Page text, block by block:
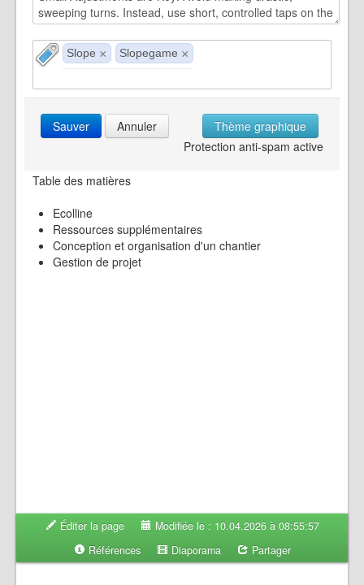
Slope × Slopegame ×
Sauver Annuler
Thème graphique
Protection anti-spam active
Table des matières
Ecolline
Ressources supplémentaires
Conception et organisation d'un chantier
Gestion de projet
Éditer la page
Modifiée le : 10.04.2026 à 08:55:57
Références
Diaporama Partager